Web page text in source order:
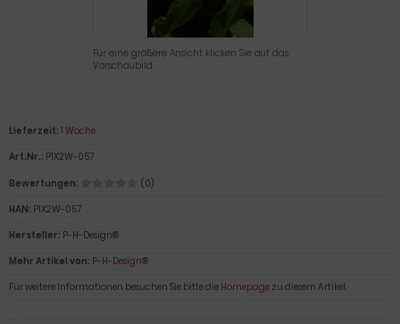
Für eine größere Ansicht klicken Sie auf das
Vorschaubild
Lieferzeit: 1 Woche
Art.Nr.: P1X2W-057
Bewertungen:
(0)
HAN: P1X2W-057
Hersteller: P-H-Design®
Mehr Artikel von: P-H-Design®
Für weitere Informationen besuchen Sie bitte die Homepage zu diesem Artikel.